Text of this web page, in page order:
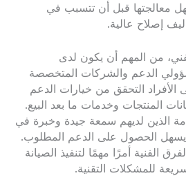
معالجتها قبل أن تتسبب في
إصلاح عالية.
من المهم أن يكون لدى
الدعم والشركات المتخصصة
التحقق من خيارات الدعم
المنتجات وخدمات ما بعد البيع.
الذين لديهم سمعة جيدة وخبرة في
يسهل الحصول على الدعم المطلوب.
الفنية أمرًا مهمًا لتنفيذ الصيانة
للمشكلات التقنية.